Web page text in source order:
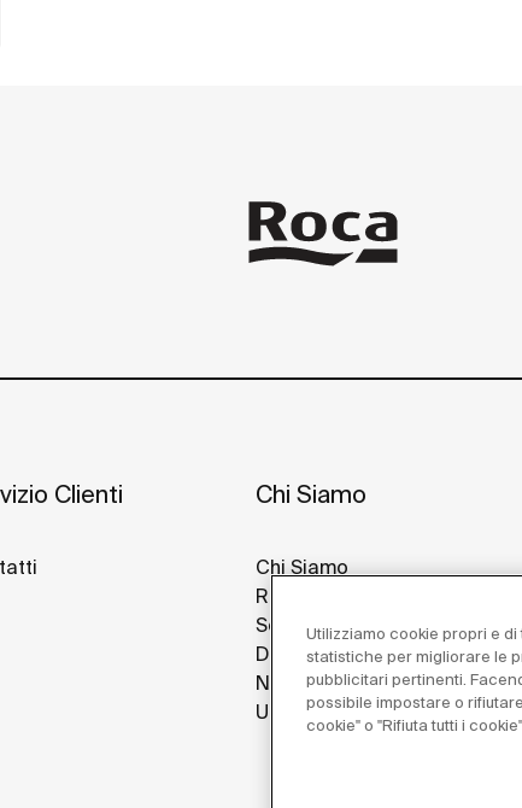
Clienti Chi Siamo
Chi Siamo
Roca Nel Mondo
Sostenibilità
Design E Innovazione
Notizie
Unisciti a Noi
Utilizziamo cookie propri e
statistiche per migliorare le
pubblicitari pertinenti.
possibile impostare o
cookie" o "Rifiuta tutti i